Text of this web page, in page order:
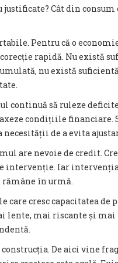
Cât din consum
Pentru că o
rapidă. Nu există
nu există
continuă să ruleze
condițiile financiare.
necesității de a evita
are nevoie de credit.
intervenție. Iar
în urmă.
care cresc capacitatea de
lente, mai riscante și
De aici vine